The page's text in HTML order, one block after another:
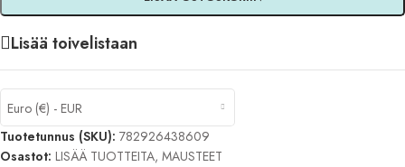
Lisää toivelistaan
Euro (€) - EUR
Tuotetunnus (SKU): 782926438609
Osastot: LISÄÄ TUOTTEITA, MAUSTEET